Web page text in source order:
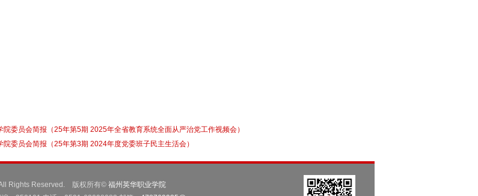
院委员会简报（25年第5期 2025年全省教育系统全面从严治党工作视频会）
院委员会简报（25年第3期 2024年度党委班子民主生活会）
Rights Reserved. 版权所有© 福州英华职业学院